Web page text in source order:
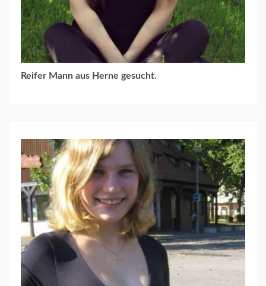
Reifer Mann aus Herne gesucht.